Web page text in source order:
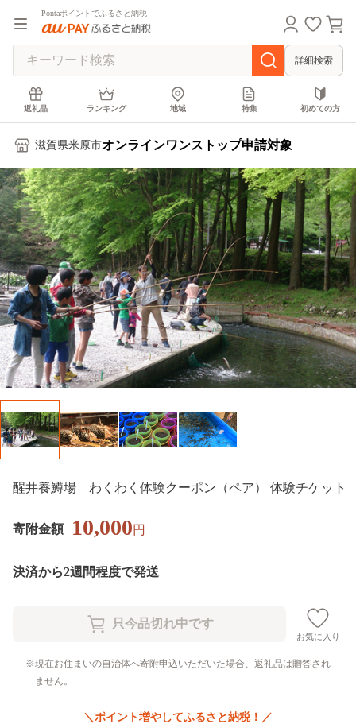
Pontaポイントでふるさと納税
詳細検索
返礼品 ランキング 地域 特集 初めての方
滋賀県米原市オンラインワンストップ申請対象
醒井養鱒場 わくわく体験クーポン（ペア） 体験チケット
寄附金額 10,000円
決済から2週間程度で発送
お気に入り
現在お住まいの自治体へ寄附申込いただいた場合、返礼品は贈答され
ません。
＼ポイント増やしてふるさと納税！／